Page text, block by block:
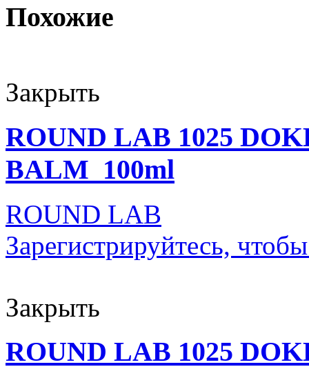
Похожие
Закрыть
ROUND LAB 1025
BALM_100ml
ROUND LAB
Зарегистрируйтесь,
Закрыть
ROUND LAB 1025